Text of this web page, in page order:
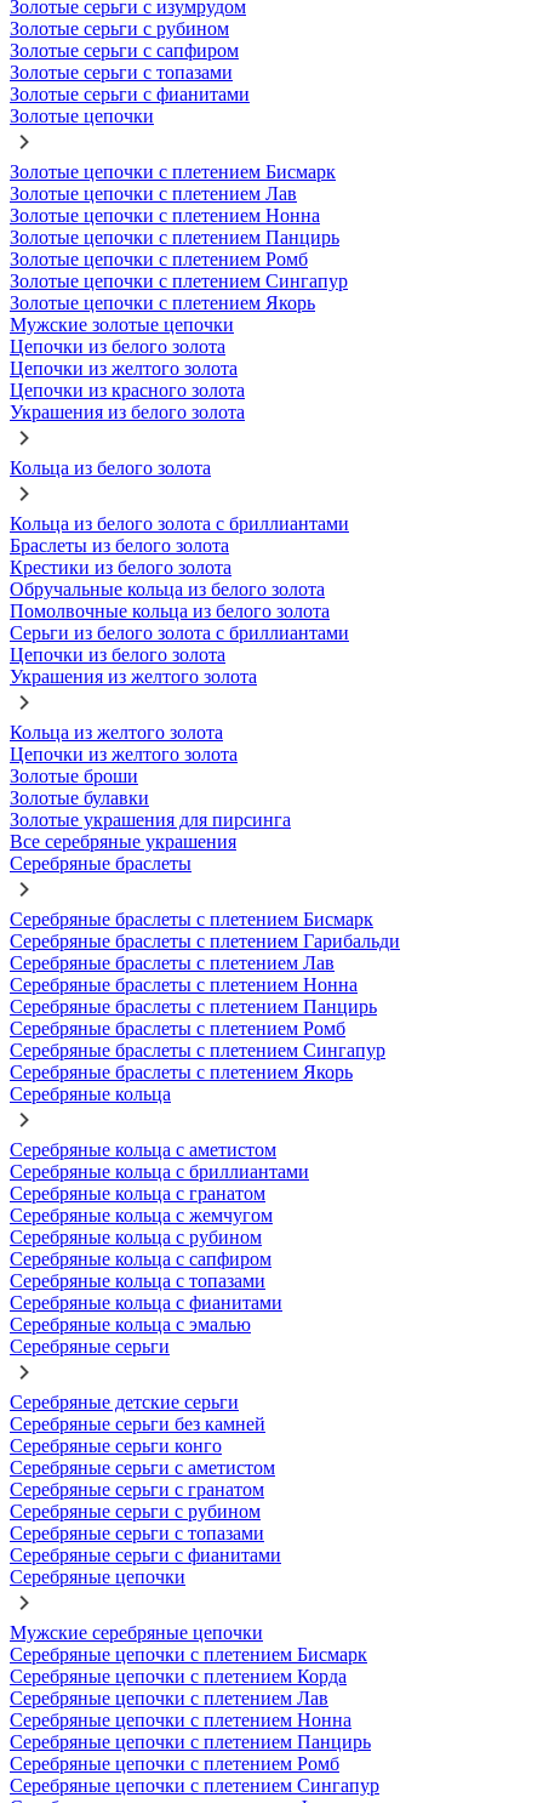
Золотые серьги с изумрудом
Золотые серьги с рубином
Золотые серьги с сапфиром
Золотые серьги с топазами
Золотые серьги с фианитами
Золотые цепочки
Золотые цепочки с плетением Бисмарк
Золотые цепочки с плетением Лав
Золотые цепочки с плетением Нонна
Золотые цепочки с плетением Панцирь
Золотые цепочки с плетением Ромб
Золотые цепочки с плетением Сингапур
Золотые цепочки с плетением Якорь
Мужские золотые цепочки
Цепочки из белого золота
Цепочки из желтого золота
Цепочки из красного золота
Украшения из белого золота
Кольца из белого золота
Кольца из белого золота с бриллиантами
Браслеты из белого золота
Крестики из белого золота
Обручальные кольца из белого золота
Помолвочные кольца из белого золота
Серьги из белого золота с бриллиантами
Цепочки из белого золота
Украшения из желтого золота
Кольца из желтого золота
Цепочки из желтого золота
Золотые броши
Золотые булавки
Золотые украшения для пирсинга
Все серебряные украшения
Серебряные браслеты
Серебряные браслеты с плетением Бисмарк
Серебряные браслеты с плетением Гарибальди
Серебряные браслеты с плетением Лав
Серебряные браслеты с плетением Нонна
Серебряные браслеты с плетением Панцирь
Серебряные браслеты с плетением Ромб
Серебряные браслеты с плетением Сингапур
Серебряные браслеты с плетением Якорь
Серебряные кольца
Серебряные кольца с аметистом
Серебряные кольца с бриллиантами
Серебряные кольца с гранатом
Серебряные кольца с жемчугом
Серебряные кольца с рубином
Серебряные кольца с сапфиром
Серебряные кольца с топазами
Серебряные кольца с фианитами
Серебряные кольца с эмалью
Серебряные серьги
Серебряные детские серьги
Серебряные серьги без камней
Серебряные серьги конго
Серебряные серьги с аметистом
Серебряные серьги с гранатом
Серебряные серьги с рубином
Серебряные серьги с топазами
Серебряные серьги с фианитами
Серебряные цепочки
Мужские серебряные цепочки
Серебряные цепочки с плетением Бисмарк
Серебряные цепочки с плетением Корда
Серебряные цепочки с плетением Лав
Серебряные цепочки с плетением Нонна
Серебряные цепочки с плетением Панцирь
Серебряные цепочки с плетением Ромб
Серебряные цепочки с плетением Сингапур